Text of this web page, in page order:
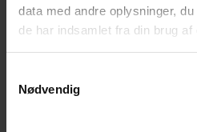
data med andre oplysninger,
de har indsamlet fra din brug af
Nødvendig
studieretningsprojektet og
skriftlig dansk A.
5 A-niveaufag skal have